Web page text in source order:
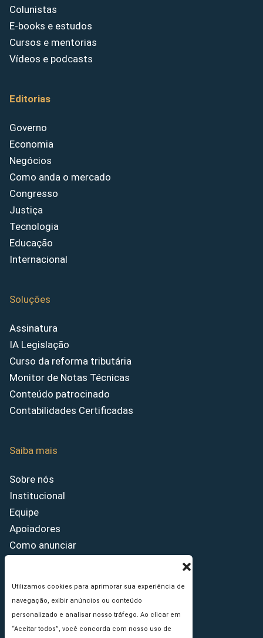
Utilizamos cookies para aprimorar sua experiência de
navegação, exibir anúncios ou conteúdo
personalizado e analisar nosso tráfego. Ao clicar em
“Aceitar todos”, você concorda com nosso uso de
Colunistas
E-books e estudos
Cursos e mentorias
Vídeos e podcasts
Editorias
Governo
Economia
Negócios
Como anda o mercado
Congresso
Justiça
Tecnologia
Educação
Internacional
Soluções
Assinatura
IA Legislação
Curso da reforma tributária
Monitor de Notas Técnicas
Conteúdo patrocinado
Contabilidades Certificadas
Saiba mais
Sobre nós
Institucional
Equipe
Apoiadores
Como anunciar
Princípios Editoriais